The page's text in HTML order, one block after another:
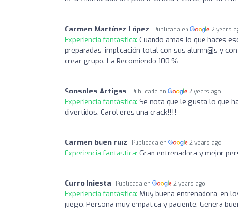
Carmen Martínez López Publicada en 2 years
Experiencia fantástica: Cuando amas lo que haces
preparadas, implicación total con sus alumn@s y
crear grupo. La Recomiendo 100 %
Sonsoles Artigas Publicada en 2 years ago
Experiencia fantástica: Se nota que le gusta lo que
divertidos. Carol eres una crack!!!!
Carmen buen ruiz Publicada en 2 years ago
Experiencia fantástica: Gran entrenadora y mejor
Curro Iniesta Publicada en 2 years ago
Experiencia fantástica: Muy buena entrenadora, en
juego. Persona muy empática y paciente. Genera